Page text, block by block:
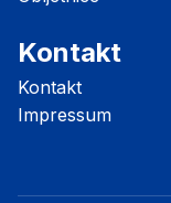
Kontakt
Kontakt
Impressum